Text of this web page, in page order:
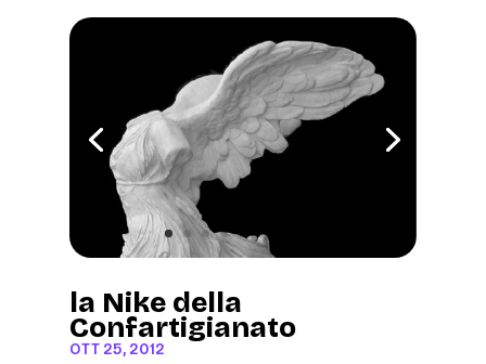
la Nike della
Confartigianato
OTT 25, 2012